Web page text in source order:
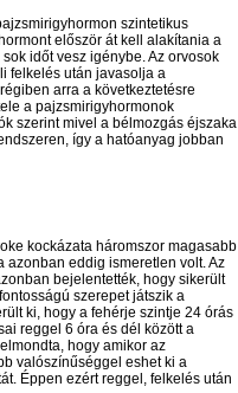
szintetikus
először át kell alakítania a
időt vesz igénybe. Az orvosok
felkelés után javasolja a
arra a következtetésre
a pajzsmirigyhormonok
szerint mivel a bélmozgás éjszaka
így a hatóanyag jobban
kockázata háromszor magasabb
azonban eddig ismeretlen volt. Az
bejelentették, hogy sikerült
szerepet játszik a
ki, hogy a fehérje szintje 24 órás
reggel 6 óra és dél között a
hogy amikor az
valószínűséggel eshet ki a
Éppen ezért reggel, felkelés után